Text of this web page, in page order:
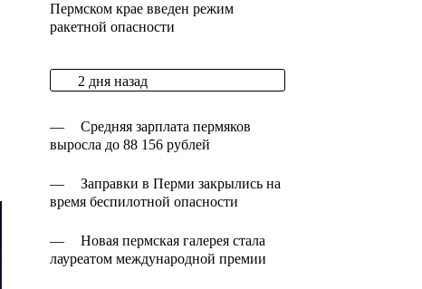
Пермском крае введен режим
ракетной опасности
2 дня назад
—
Средняя зарплата пермяков
выросла до 88 156 рублей
—
Заправки в Перми закрылись на
время беспилотной опасности
—
Новая пермская галерея стала
лауреатом международной премии